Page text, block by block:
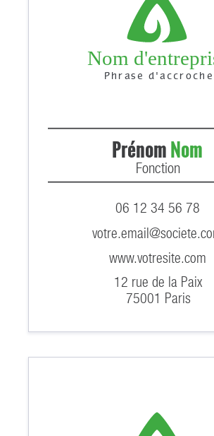
www.votresite.com
12 rue de la Paix
75001 Paris
06 12 34 56 78
Fonction
PrénomNom
Nom
Phrase d'accroche